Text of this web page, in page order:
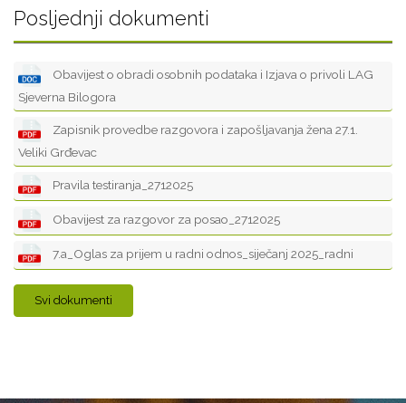
Posljednji dokumenti
Obavijest o obradi osobnih podataka i Izjava o privoli LAG
Sjeverna Bilogora
Zapisnik provedbe razgovora i zapošljavanja žena 27.1.
Veliki Grđevac
Pravila testiranja_2712025
Obavijest za razgovor za posao_2712025
7.a_Oglas za prijem u radni odnos_siječanj 2025_radni
Svi dokumenti